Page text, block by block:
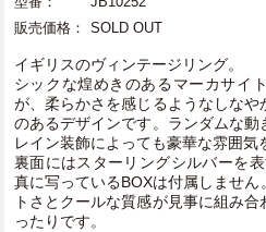
販売価格：
SOLD OUT
イギリスのヴィンテージリング。
シックな煌めきのあるマーカサイ
が、柔らかさを感じるようなしな
のあるデザインです。ランダムな
レイン装飾によっても豪華な雰囲気
裏面にはスターリングシルバーを
真に写っているBOXは付属しませ
トさとクールな質感が見事に組み
ったりです。